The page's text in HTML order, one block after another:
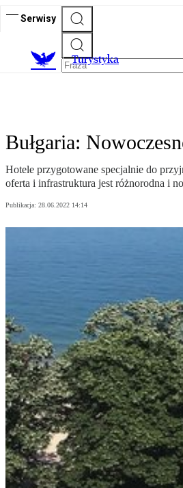
Serwisy
Turystyka
Bułgaria:
Hotele przygotowane specjalnie do
oferta i infrastruktura jest różnorodna i
Publikacja: 28.06.2022 14:14